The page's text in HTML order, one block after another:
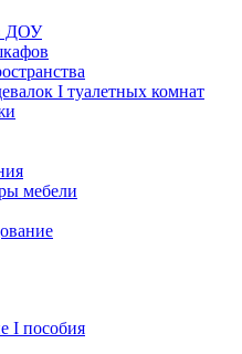
ДОУ
I туалетных комнат
мебели
I пособия